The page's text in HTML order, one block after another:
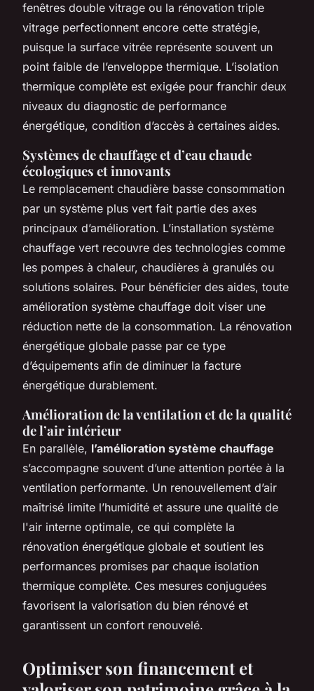
fenêtres double vitrage ou la rénovation triple
vitrage perfectionnent encore cette stratégie,
puisque la surface vitrée représente souvent un
point faible de l’enveloppe thermique. L’isolation
thermique complète est exigée pour franchir deux
niveaux du diagnostic de performance
énergétique, condition d’accès à certaines aides.
Systèmes de chauffage et d’eau chaude
écologiques et innovants
Le remplacement chaudière basse consommation
par un système plus vert fait partie des axes
principaux d’amélioration. L’installation système
chauffage vert recouvre des technologies comme
les pompes à chaleur, chaudières à granulés ou
solutions solaires. Pour bénéficier des aides, toute
amélioration système chauffage doit viser une
réduction nette de la consommation. La rénovation
énergétique globale passe par ce type
d’équipements afin de diminuer la facture
énergétique durablement.
Amélioration de la ventilation et de la qualité
de l’air intérieur
En parallèle, l’amélioration système chauffage
s’accompagne souvent d’une attention portée à la
ventilation performante. Un renouvellement d’air
maîtrisé limite l’humidité et assure une qualité de
l'air interne optimale, ce qui complète la
rénovation énergétique globale et soutient les
performances promises par chaque isolation
thermique complète. Ces mesures conjuguées
favorisent la valorisation du bien rénové et
garantissent un confort renouvelé.
Optimiser son financement et